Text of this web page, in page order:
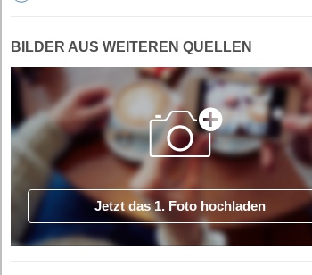
BILDER AUS WEITEREN QUELLEN
Jetzt das 1. Foto hochladen